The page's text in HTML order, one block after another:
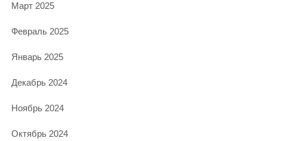
Март 2025
Февраль 2025
Январь 2025
Декабрь 2024
Ноябрь 2024
Октябрь 2024